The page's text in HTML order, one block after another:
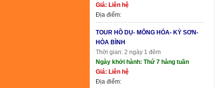
Giá: Liên hệ
Địa điểm:
TOUR HỒ DỤ- MÔNG HÓA- KỲ SƠN-
HÒA BÌNH
Thời gian: 2 ngày 1 đêm
Ngày khởi hành: Thứ 7 hàng tuần
Giá: Liên hệ
Địa điểm: